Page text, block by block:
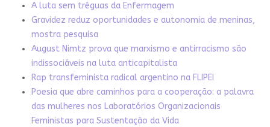
A luta sem tréguas da Enfermagem
Gravidez reduz oportunidades e autonomia de meninas,
mostra pesquisa
August Nimtz prova que marxismo e antirracismo são
indissociáveis na luta anticapitalista
Rap transfeminista radical argentino na FLIPEI
Poesia que abre caminhos para a cooperação: a palavra
das mulheres nos Laboratórios Organizacionais
Feministas para Sustentação da Vida